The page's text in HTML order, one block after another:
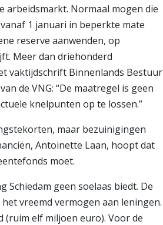
arbeidsmarkt. Normaal mogen die
1 januari in beperkte mate
reserve aanwenden, op
Meer dan driehonderd
vaktijdschrift Binnenlands Bestuur
de VNG: “De maatregel is geen
knelpunten op te lossen.”
maar bezuinigingen
Antoinette Laan, hoopt dat
moet.
Schiedam geen soelaas biedt. De
vreemd vermogen aan leningen.
elf miljoen euro). Voor de